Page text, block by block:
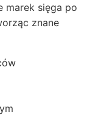
marek sięga po
znane